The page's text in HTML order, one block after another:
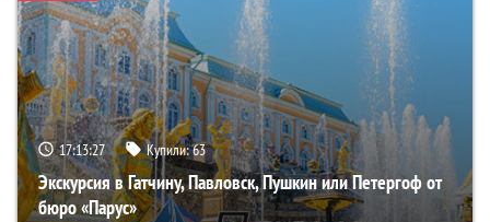
17:13:26 Купили:63
Экскурсия в Гатчину, Павловск, Пушкин или Петергоф от
бюро «Парус»